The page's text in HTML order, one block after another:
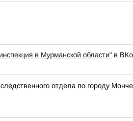
в Мурманской области" в
отдела по городу